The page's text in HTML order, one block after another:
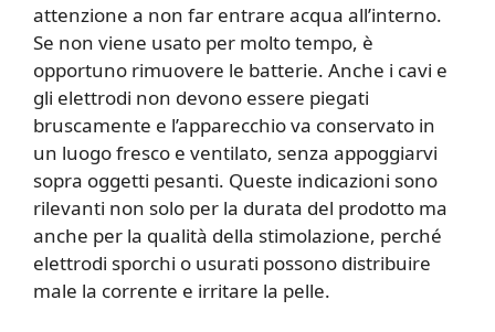
attenzione a non far entrare acqua all’interno.
Se non viene usato per molto tempo, è
opportuno rimuovere le batterie. Anche i cavi e
gli elettrodi non devono essere piegati
bruscamente e l’apparecchio va conservato in
un luogo fresco e ventilato, senza appoggiarvi
sopra oggetti pesanti. Queste indicazioni sono
rilevanti non solo per la durata del prodotto ma
anche per la qualità della stimolazione, perché
elettrodi sporchi o usurati possono distribuire
male la corrente e irritare la pelle.